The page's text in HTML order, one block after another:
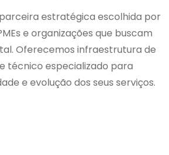
estratégica escolhida por
e organizações que buscam
Oferecemos infraestrutura de
técnico especializado para
e evolução dos seus serviços.